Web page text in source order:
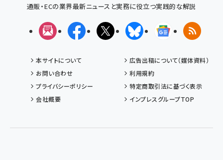
通販・ECの業界最新ニュースと実務に役立つ実践的な解説
メルマガFacebookX(エックス)BlueskyGoogleニュ
RSS
本サイトについて
広告出稿について（媒体資料）
お問い合わせ
利用規約
プライバシーポリシー
特定商取引法に基づく表示
会社概要
インプレスグループTOP